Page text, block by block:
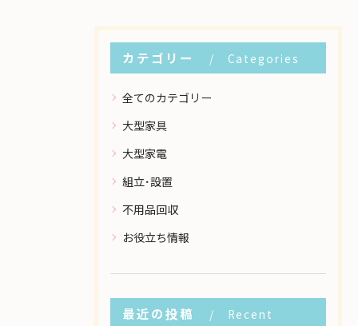
カテゴリー Categories
全てのカテゴリー
大型家具
大型家電
組立･設置
不用品回収
お役立ち情報
最近の投稿
Recent